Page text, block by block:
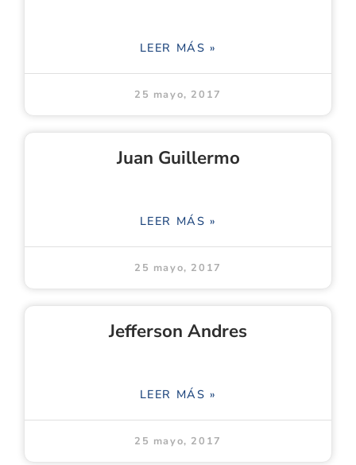
LEER MÁS »
25 mayo, 2017
Juan Guillermo
LEER MÁS »
25 mayo, 2017
Jefferson Andres
LEER MÁS »
25 mayo, 2017